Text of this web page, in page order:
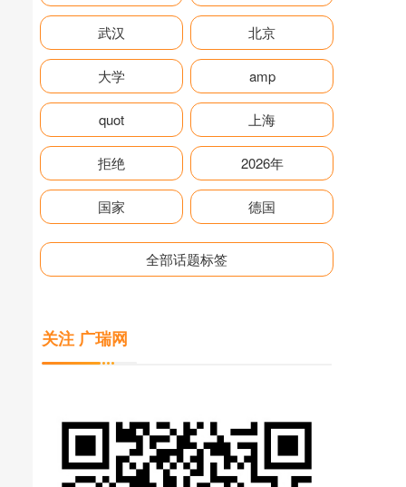
武汉 北京
大学 amp
quot 上海
拒绝 2026年
国家 德国
全部话题标签
关注 广瑞网